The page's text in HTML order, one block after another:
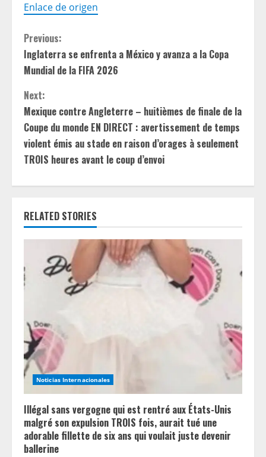
Enlace de origen
C
o
n
t
i
n
u
e
R
e
a
d
i
n
g
Previous:
Inglaterra se enfrenta a México y avanza a la Copa
Mundial de la FIFA 2026
Next:
Mexique contre Angleterre – huitièmes de finale de la
Coupe du monde EN DIRECT : avertissement de temps
violent émis au stade en raison d’orages à seulement
TROIS heures avant le coup d’envoi
RELATED STORIES
Noticias Internacionales
Illégal sans vergogne qui est rentré aux États-Unis
malgré son expulsion TROIS fois, aurait tué une
adorable fillette de six ans qui voulait juste devenir
ballerine